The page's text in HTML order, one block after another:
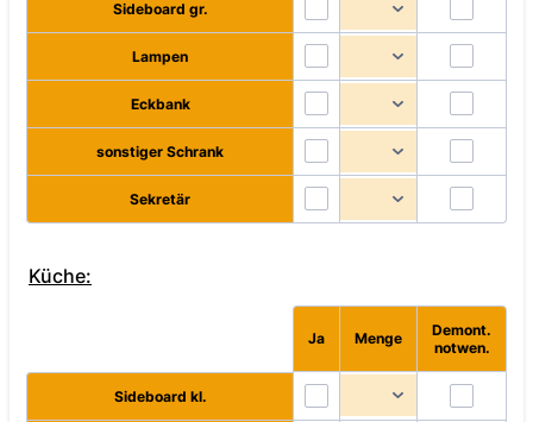
Sideboard gr.
Lampen
Eckbank
sonstiger Schrank
Sekretär
Küche:
Ja Menge
Demont.
notwen.
Sideboard kl.